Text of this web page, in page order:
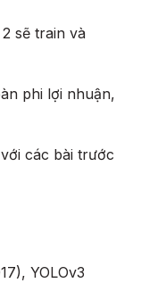
sẽ train và
phi lợi nhuận,
các bài trước
YOLOv3